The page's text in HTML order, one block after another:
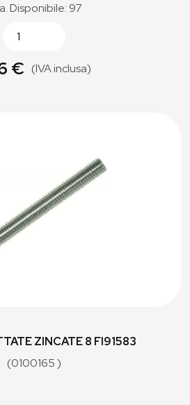
Disponibile: 97
€ (IVA inclusa)
ZINCATE 8 FI91583
(0100165 )